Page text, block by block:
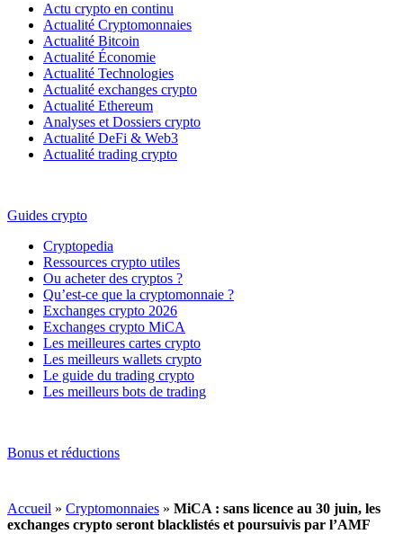
Actu crypto en continu
Actualité Cryptomonnaies
Actualité Bitcoin
Actualité Économie
Actualité Technologies
Actualité exchanges crypto
Actualité Ethereum
Analyses et Dossiers crypto
Actualité DeFi & Web3
Actualité trading crypto
Guides crypto
Cryptopedia
Ressources crypto utiles
Ou acheter des cryptos ?
Qu’est-ce que la cryptomonnaie ?
Exchanges crypto 2026
Exchanges crypto MiCA
Les meilleures cartes crypto
Les meilleurs wallets crypto
Le guide du trading crypto
Les meilleurs bots de trading
Bonus et réductions
Accueil » Cryptomonnaies » MiCA : sans licence au 30 juin, les
exchanges crypto seront blacklistés et poursuivis par l’AMF